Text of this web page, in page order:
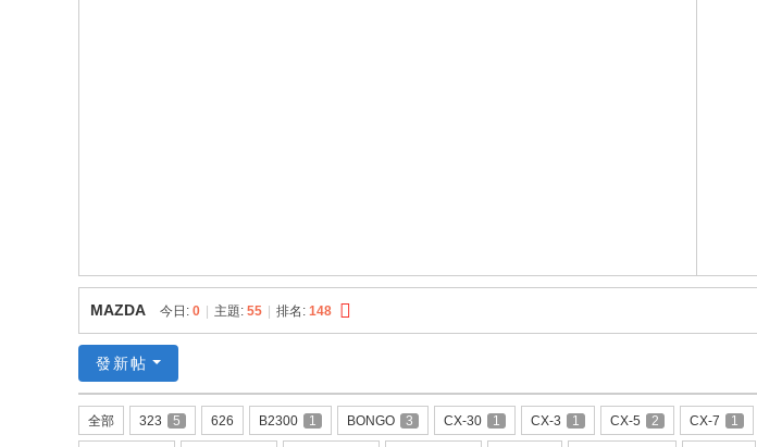
MAZDA 今日: 0 主題: 55 排名: 148
發新帖
全部 323 5 626 B2300 1 BONGO 3 CX-30 1 CX-3 1 CX-5 2 CX-7 1